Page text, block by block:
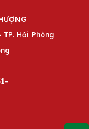
Hải Phòng